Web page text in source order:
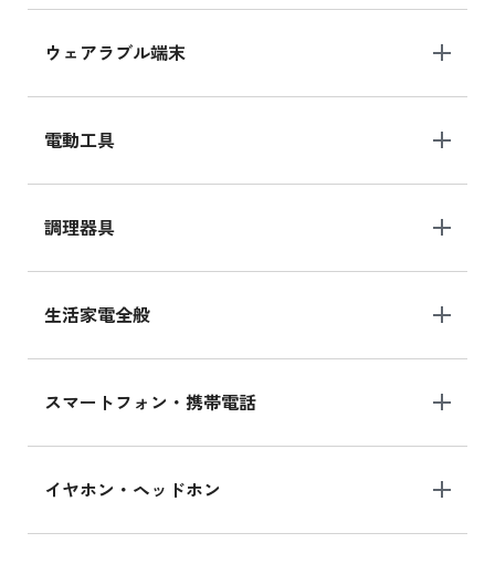
ウェアラブル端末
電動工具
調理器具
生活家電全般
スマートフォン・携帯電話
イヤホン・ヘッドホン